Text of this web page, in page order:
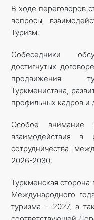
В ходе переговоров
вопросы
Туризм.
Собеседники
достигнутых
продвижения
Туркменистана,
профильных кадров и
Особое внимание
взаимодействия в
сотрудничества
2026-2030.
Туркменская сторона
Международного
туризма – 2027, а